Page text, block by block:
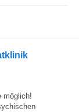
möglich!